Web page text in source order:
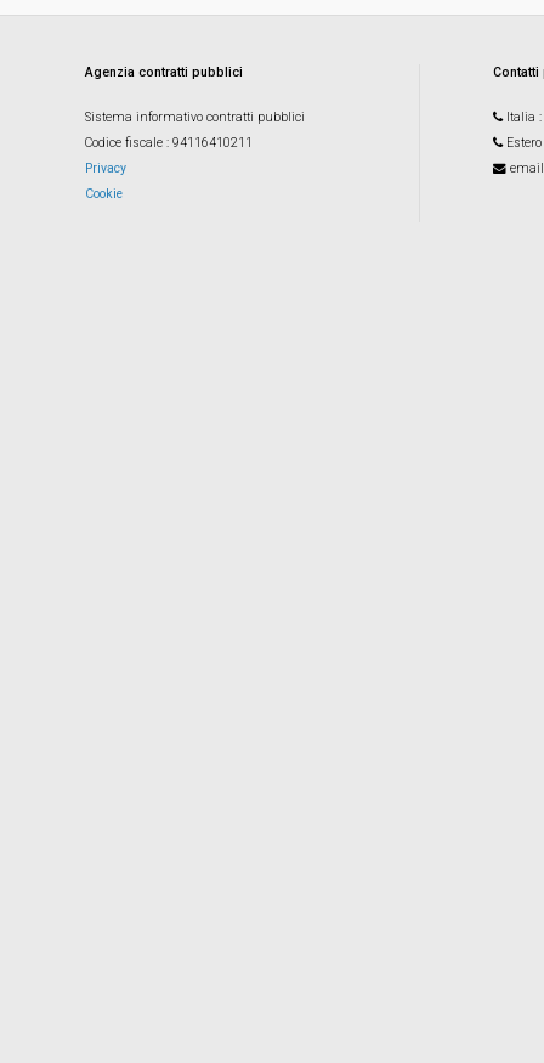
Agenzia contratti pubblici
Sistema informativo contratti pubblici
Codice fiscale : 94116410211
Privacy
Cookie
Italia
Estero
email